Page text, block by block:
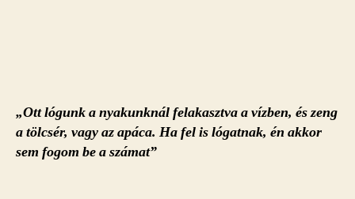
„Ott lógunk a nyakunknál felakasztva a vízben, és zeng
a tölcsér, vagy az apáca. Ha fel is lógatnak, én akkor
sem fogom be a számat”